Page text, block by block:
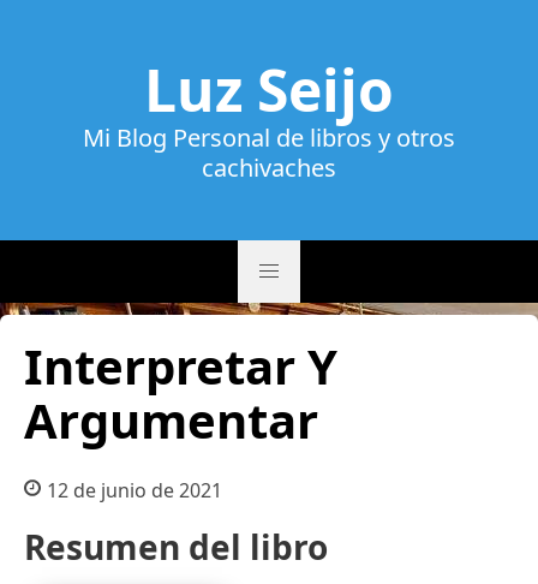
Luz Seijo
Mi Blog Personal de libros y otros
cachivaches
Interpretar Y
Argumentar
12 de junio de 2021
Resumen del libro